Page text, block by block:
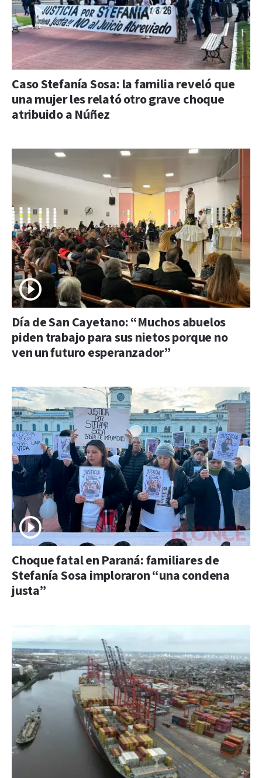
Caso Stefanía Sosa: la familia reveló que
una mujer les relató otro grave choque
atribuido a Núñez
Día de San Cayetano: “Muchos abuelos
piden trabajo para sus nietos porque no
ven un futuro esperanzador”
Choque fatal en Paraná: familiares de
Stefanía Sosa imploraron “una condena
justa”